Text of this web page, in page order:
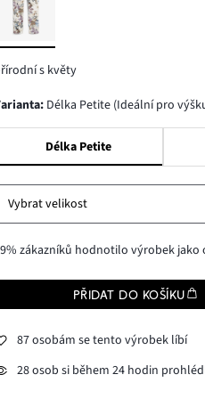
s květy
varianta: Délka Petite (Ideální pro
Délka Petite
Vybrat velikost
zákazníků hodnotilo výrobek
PŘIDAT DO KOŠÍKU
87 osobám se tento výrobek líbí
28 osob si během 24 hodin